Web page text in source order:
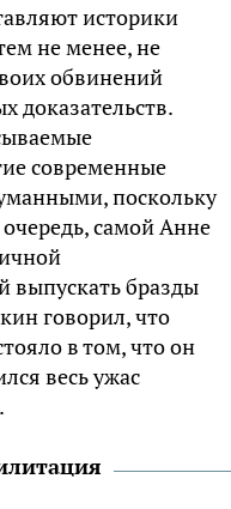
историки
не менее, не
обвинений
доказательств.
современные
поскольку
самой Анне
выпускать бразды
говорил, что
в том, что он
весь ужас